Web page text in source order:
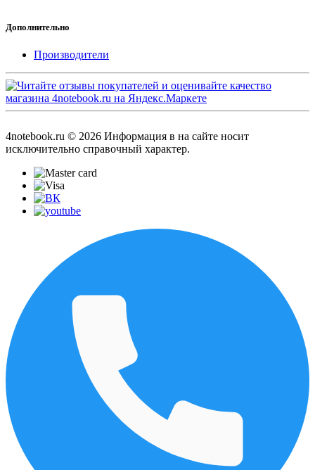
Дополнительно
Производители
4notebook.ru © 2026 Информация в на сайте носит
исключительно справочный характер.